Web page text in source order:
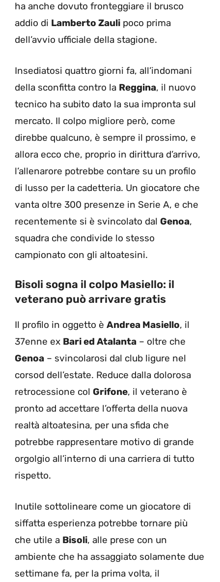
ha anche dovuto fronteggiare il brusco
addio di Lamberto Zauli poco prima
dell’avvio ufficiale della stagione.
Insediatosi quattro giorni fa, all’indomani
della sconfitta contro la Reggina, il nuovo
tecnico ha subito dato la sua impronta sul
mercato. Il colpo migliore però, come
direbbe qualcuno, è sempre il prossimo, e
allora ecco che, proprio in dirittura d’arrivo,
l’allenarore potrebbe contare su un profilo
di lusso per la cadetteria. Un giocatore che
vanta oltre 300 presenze in Serie A, e che
recentemente si è svincolato dal Genoa,
squadra che condivide lo stesso
campionato con gli altoatesini.
Bisoli sogna il colpo Masiello: il
veterano può arrivare gratis
Il profilo in oggetto è Andrea Masiello, il
37enne ex Bari ed Atalanta – oltre che
Genoa – svincolarosi dal club ligure nel
corsod dell’estate. Reduce dalla dolorosa
retrocessione col Grifone, il veterano è
pronto ad accettare l’offerta della nuova
realtà altoatesina, per una sfida che
potrebbe rappresentare motivo di grande
orgolgio all’interno di una carriera di tutto
rispetto.
Inutile sottolineare come un giocatore di
siffatta esperienza potrebbe tornare più
che utile a Bisoli, alle prese con un
ambiente che ha assaggiato solamente due
settimane fa, per la prima volta, il